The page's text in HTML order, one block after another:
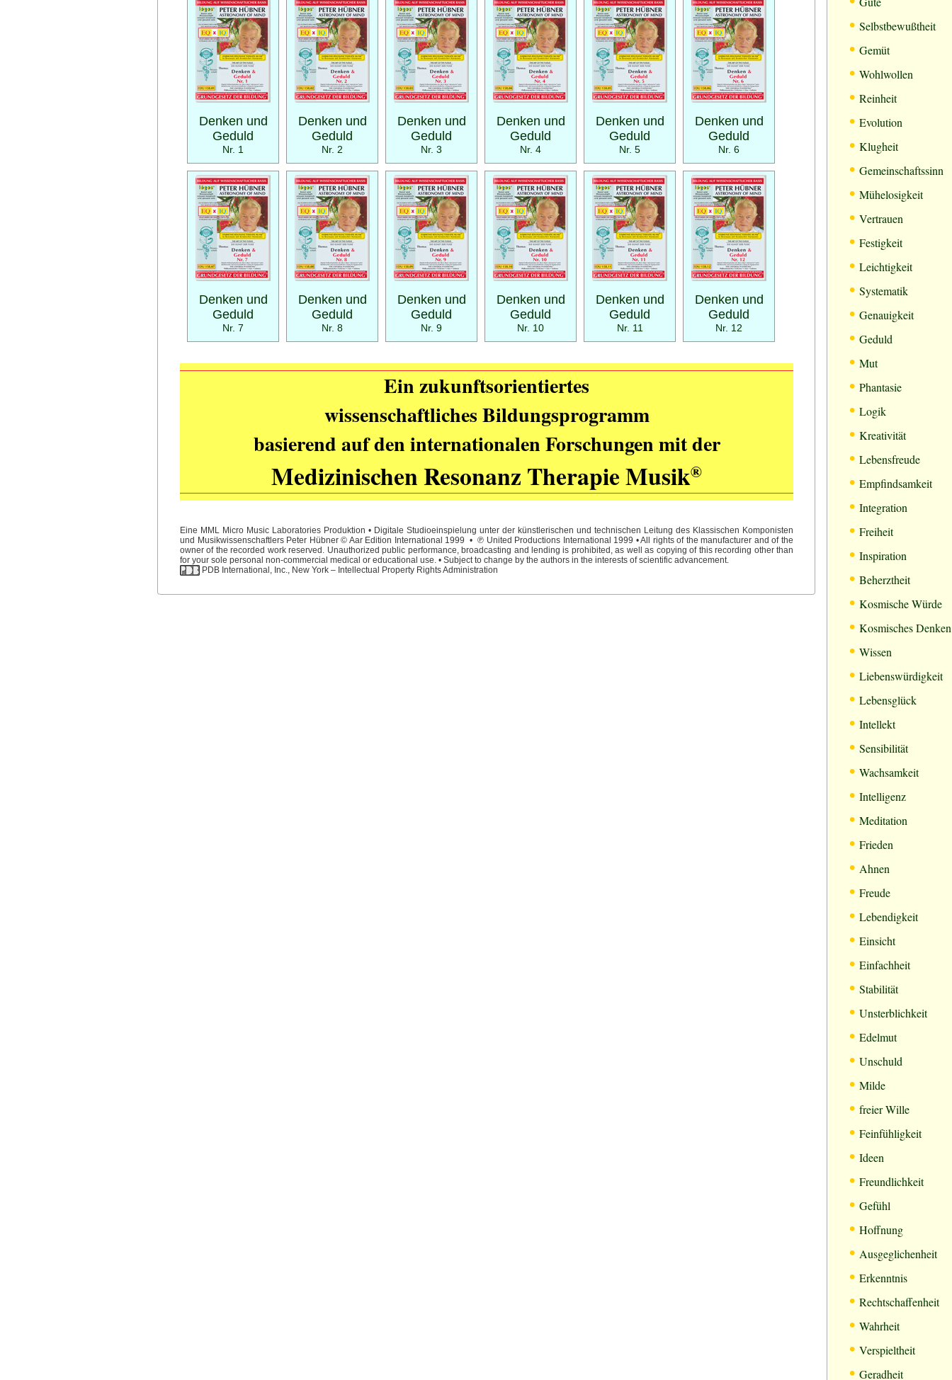
Denken und
Geduld
Nr. 1
Denken und
Geduld
Nr. 2
Denken und
Geduld
Nr. 3
Denken und
Geduld
Nr. 4
Denken und
Geduld
Nr. 5
Denken und
Geduld
Nr. 6
Denken und
Geduld
Nr. 7
Denken und
Geduld
Nr. 8
Denken und
Geduld
Nr. 9
Denken und
Geduld
Nr. 10
Denken und
Geduld
Nr. 11
Denken und
Geduld
Nr. 12
Ein zukunftsorientiertes
wissenschaftliches Bildungsprogramm
basierend auf den internationalen Forschungen mit der
Medizinischen Resonanz Therapie Musik®
Eine MML Micro Music Laboratories Produktion • Digitale Studioeinspielung unter der künstlerischen und technischen Leitung des Klassischen Komponisten
und Musikwissenschaftlers Peter Hübner © Aar Edition International 1999 • ℗ United Productions International 1999 • All rights of the manufacturer and of the
owner of the recorded work reserved. Unauthorized public performance, broadcasting and lending is prohibited, as well as copying of this recording other than
for your sole personal non-commercial medical or educational use. • Subject to change by the authors in the interests of scientific advancement.
PDB International, Inc., New York – Intellectual Property Rights Administration
• Selbstbewußtheit
• Gemüt
• Wohlwollen
• Reinheit
• Evolution
• Klugheit
• Gemeinschaftssinn
• Mühelosigkeit
• Vertrauen
• Festigkeit
• Leichtigkeit
• Systematik
• Genauigkeit
• Geduld
• Mut
• Phantasie
• Logik
• Kreativität
• Lebensfreude
• Empfindsamkeit
• Integration
• Freiheit
• Inspiration
• Beherztheit
• Kosmische Würde
• Kosmisches Denken
• Wissen
• Liebenswürdigkeit
• Lebensglück
• Intellekt
• Sensibilität
• Wachsamkeit
• Intelligenz
• Meditation
• Frieden
• Ahnen
• Freude
• Lebendigkeit
• Einsicht
• Einfachheit
• Stabilität
• Unsterblichkeit
• Edelmut
• Unschuld
• Milde
• freier Wille
• Feinfühligkeit
• Ideen
• Freundlichkeit
• Gefühl
• Hoffnung
• Ausgeglichenheit
• Erkenntnis
• Rechtschaffenheit
• Wahrheit
• Verspieltheit
• Geradheit